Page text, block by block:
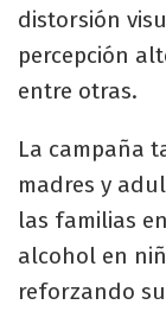
distorsión
percepción
entre otras.
La campaña
madres y
las familias
alcohol en
reforzando